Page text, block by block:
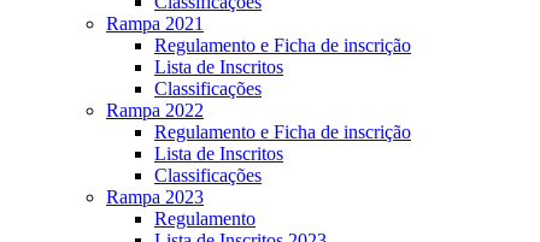
Rampa 2021
Regulamento e Ficha de inscrição
Lista de Inscritos
Classificações
Rampa 2022
Regulamento e Ficha de inscrição
Lista de Inscritos
Classificações
Rampa 2023
Regulamento